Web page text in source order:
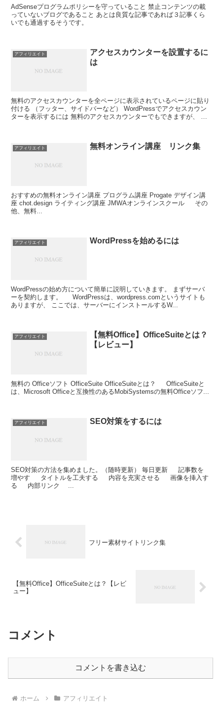
AdSenseプログラムポリシーを守っていること 禁止コンテンツの載
っていないブログであること あとは良質な記事であれば３記事くら
いでも通過するそうです。
アフィリエイト
アクセスカウンターを設置するに
は
無料のアクセスカウンターを全ページに表示されているページに貼り
付ける （フッター、サイドバーなど） WordPressでアクセスカウン
ターを表示するには 無料のアクセスカウンターでもできますが、 自
アフィリエイト 無料オンライン講座 リンク集
おすすめの無料オンライン講座 プログラム講座 Progate デザイン講
座 chot.design ライティング講座 JMWAオンラインスクール その
他、無料...
アフィリエイト WordPressを始めるには
WordPressの始め方について簡単に説明していきます。 まずサーバ
ーを契約します。 WordPressは、wordpress.comというサイトも
ありますが、 ここでは、サーバーにインストールするW...
アフィリエイト
【無料Office】OfficeSuiteとは？
【レビュー】
無料の Officeソフト OfficeSuite OfficeSuiteとは？ OfficeSuiteと
は、Microsoft Officeと互換性のあるMobiSystemsの無料Officeソフ...
アフィリエイト SEO対策をするには
SEO対策の方法を集めました。（随時更新） 毎日更新 記事数を
増やす タイトルを工夫する 内容を充実させる 画像を挿入す
フリー素材サイトリンク集
【無料Office】OfficeSuiteとは？【レビ
ュー】
コメント
コメントを書き込む
ホーム アフィリエイト